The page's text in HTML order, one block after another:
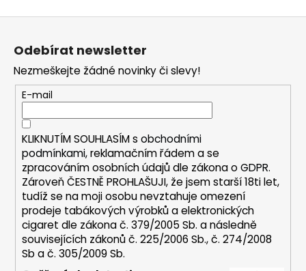
a
í
t
?
HLEDAT
D
o
p
Odebírat newsletter
Nezmeškejte žádné novinky či slevy!
E-mail
KLIKNUTÍM SOUHLASÍM s obchodními
podmínkami,reklamačním řádem a se
zpracováním osobních údajů dle zákona oGDPR.
Zároveň ČESTNĚ PROHLAŠUJI, že jsem starší 18ti let,
tudíž se na moji osobu nevztahuje omezení
prodeje tabákových výrobků a elektronických
cigaret dle zákona č. 379/2005 Sb. a následně
souvisejících zákonů č. 225/2006 Sb., č. 274/2008
Sb a č. 305/2009 Sb.